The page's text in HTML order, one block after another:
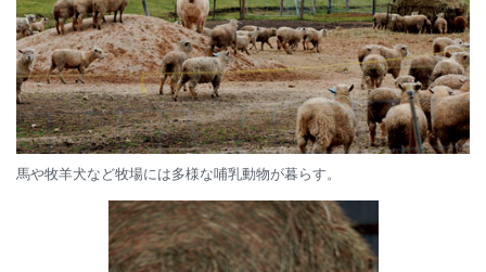
馬や牧羊犬など牧場には多様な哺乳動物が暮らす。